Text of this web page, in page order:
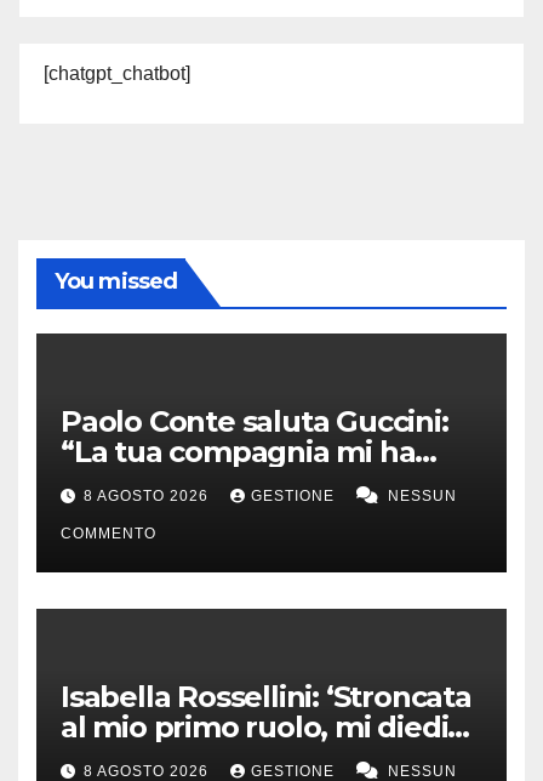
[chatgpt_chatbot]
You missed
Paolo Conte saluta Guccini:
“La tua compagnia mi ha
sempre divertito”
8 AGOSTO 2026 GESTIONE NESSUN
COMMENTO
Isabella Rossellini: ‘Stroncata
al mio primo ruolo, mi diedi
alla moda’
8 AGOSTO 2026 GESTIONE NESSUN